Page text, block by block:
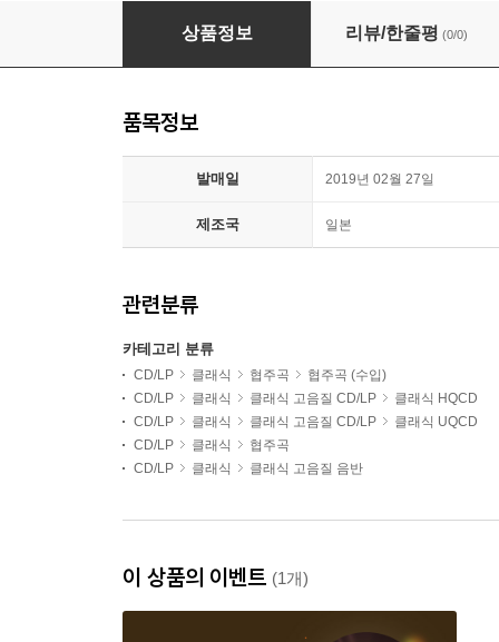
Claudio Scimone 비발디: 만돌린 협주곡
상품정보 리뷰/한줄평 (0/0)
품목정보
발매일 2019년 02월 27일
제조국 일본
관련분류
카테고리 분류
CD/LP 클래식 협주곡
협주곡 (수입)
CD/LP
클래식 클래식 고음질 CD/LP
클래식 HQCD
CD/LP
클래식 클래식 고음질 CD/LP
클래식 UQCD
CD/LP
클래식
협주곡
CD/LP
클래식 클래식 고음질 음반
이 상품의 이벤트 (1개)